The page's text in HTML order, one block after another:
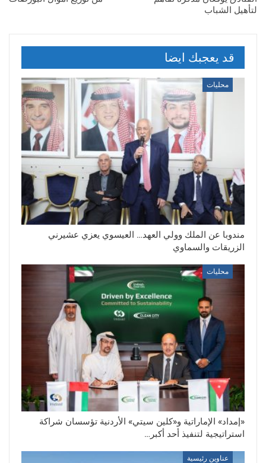
لتأهيل الشباب
قد يعجبك ايضا
محليات
مندوبا عن الملك وولي العهد… العيسوي يعزي عشيرني
الزريقات والسماوي
محليات
«إمداد» الإماراتية و«كلين سيتي» الأردنية تؤسسان شراكة
استراتيجية لتنفيذ أحد أكبر…
عناوين رئيسية